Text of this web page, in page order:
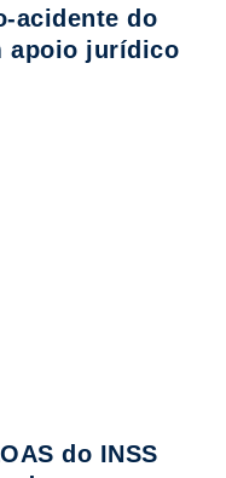
acidente do
apoio jurídico
do INSS